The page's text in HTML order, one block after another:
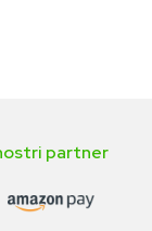
partner